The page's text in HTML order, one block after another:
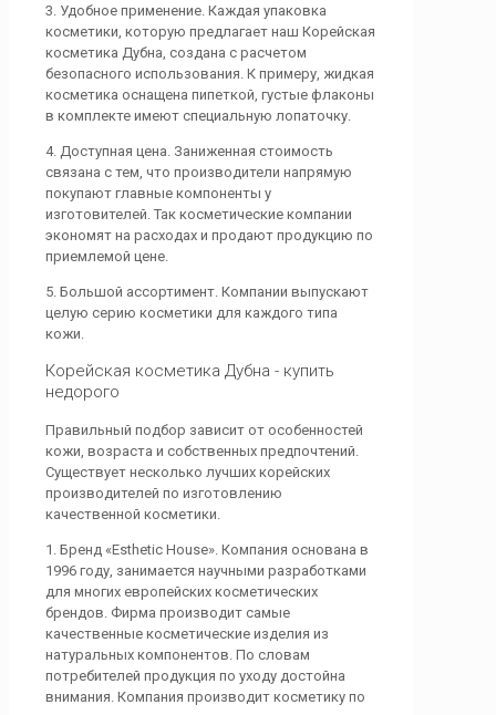
3. Удобное применение. Каждая упаковка
косметики, которую предлагает наш Корейская
косметика Дубна, создана с расчетом
безопасного использования. К примеру, жидкая
косметика оснащена пипеткой, густые флаконы
в комплекте имеют специальную лопаточку.
4. Доступная цена. Заниженная стоимость
связана с тем, что производители напрямую
покупают главные компоненты у
изготовителей. Так косметические компании
экономят на расходах и продают продукцию по
приемлемой цене.
5. Большой ассортимент. Компании выпускают
целую серию косметики для каждого типа
кожи.
Корейская косметика Дубна - купить
недорого
Правильный подбор зависит от особенностей
кожи, возраста и собственных предпочтений.
Существует несколько лучших корейских
производителей по изготовлению
качественной косметики.
1. Бренд «Esthetic House». Компания основана в
1996 году, занимается научными разработками
для многих европейских косметических
брендов. Фирма производит самые
качественные косметические изделия из
натуральных компонентов. По словам
потребителей продукция по уходу достойна
внимания. Компания производит косметику по